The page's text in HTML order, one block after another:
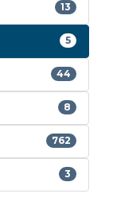
13
5
44
8
762
3